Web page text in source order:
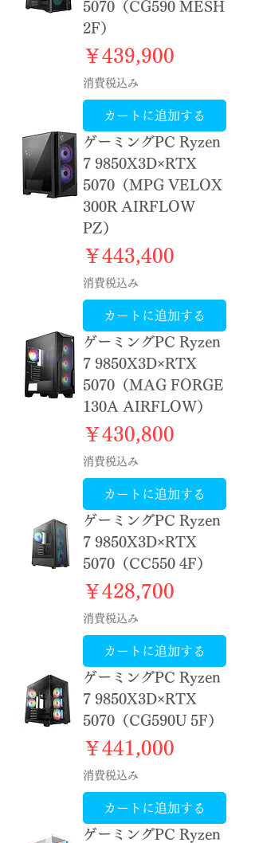
5070（CG590 MESH
2F）
価格
￥439,900
消費税込み
カートに追加する
ゲーミングPC Ryzen
7 9850X3D×RTX
5070（MPG VELOX
300R AIRFLOW
PZ）
価格
￥443,400
消費税込み
カートに追加する
ゲーミングPC Ryzen
7 9850X3D×RTX
5070（MAG FORGE
130A AIRFLOW）
価格
￥430,800
消費税込み
カートに追加する
ゲーミングPC Ryzen
7 9850X3D×RTX
5070（CC550 4F）
価格
￥428,700
消費税込み
カートに追加する
ゲーミングPC Ryzen
7 9850X3D×RTX
5070（CG590U 5F）
価格
￥441,000
消費税込み
カートに追加する
ゲーミングPC Ryzen